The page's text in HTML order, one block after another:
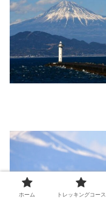
ホーム トレッキングコース